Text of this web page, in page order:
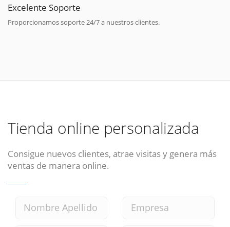
Excelente Soporte
Proporcionamos soporte 24/7 a nuestros clientes.
Tienda online personalizada
Consigue nuevos clientes, atrae visitas y genera más
ventas de manera online.